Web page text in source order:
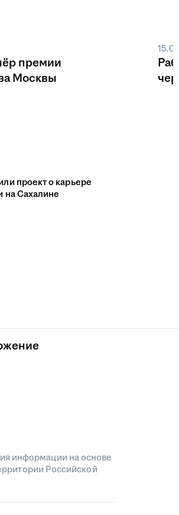
премии
Москвы
проект о карьере
на Сахалине
информации на основе
Российской